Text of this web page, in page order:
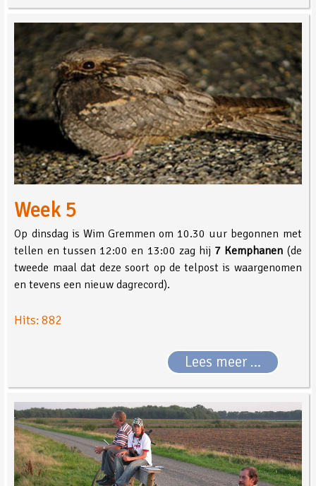
Week 5
Op dinsdag is Wim Gremmen om 10.30 uur begonnen met
tellen en tussen 12:00 en 13:00 zag hij 7 Kemphanen (de
tweede maal dat deze soort op de telpost is waargenomen
en tevens een nieuw dagrecord).
Hits: 882
Lees meer …